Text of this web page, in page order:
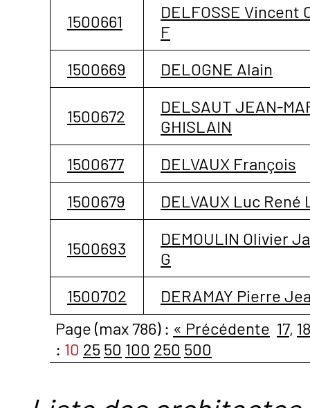
1500661
DELFOSSE Vincent
F
1500669
DELOGNE Alain
1500672
DELSAUT JEAN-
GHISLAIN
1500677
DELVAUX François
1500679
DELVAUX Luc René
1500693
DEMOULIN Olivier
G
1500702
DERAMAY Pierre
Page (max 786) : « Précédente 17, 18
: 10 25 50 100 250 500